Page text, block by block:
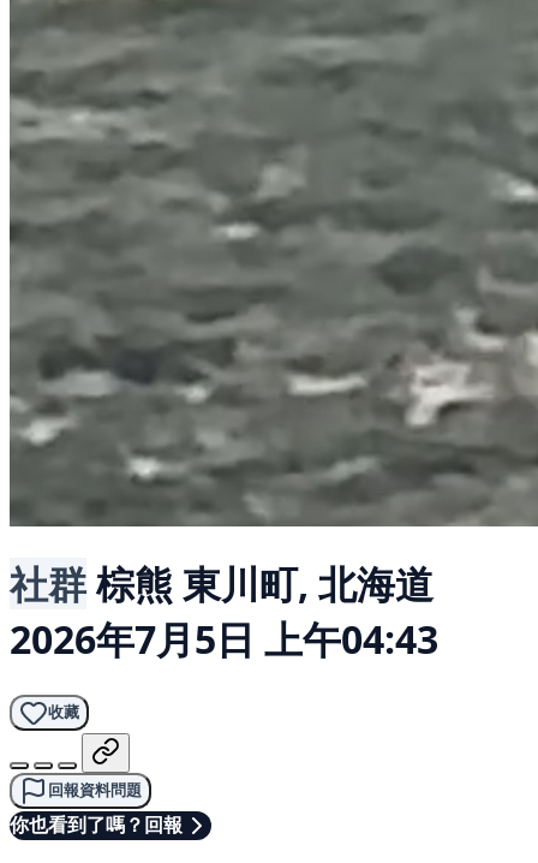
社群棕熊 東川町, 北海道
2026年7月5日 上午04:43
收藏
回報資料問題
你也看到了嗎？回報